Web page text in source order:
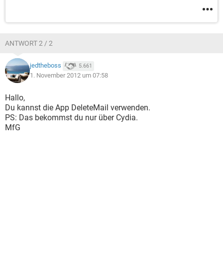
ANTWORT 2 / 2
jedtheboss 5.661
1. November 2012 um 07:58
Hallo,
Du kannst die App DeleteMail verwenden.
PS: Das bekommst du nur über Cydia.
MfG